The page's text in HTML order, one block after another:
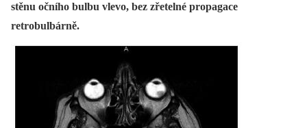
stěnu očního bulbu vlevo, bez zřetelné propagace
retrobulbárně.